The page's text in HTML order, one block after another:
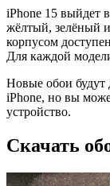
iPhone 15 выйдет
жёлтый, зелёный
корпусом
Для каждой
Новые обои
iPhone, но вы
устройство.
Скачать